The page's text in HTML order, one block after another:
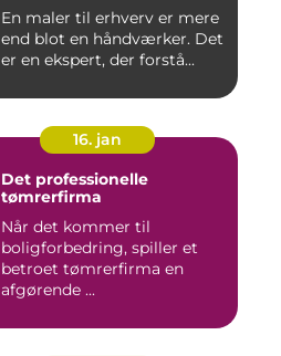
En maler til erhverv er mere
end blot en håndværker. Det
er en ekspert, der forstå...
16. jan
Det professionelle
tømrerfirma
Når det kommer til
boligforbedring, spiller et
betroet tømrerfirma en
afgørende ...